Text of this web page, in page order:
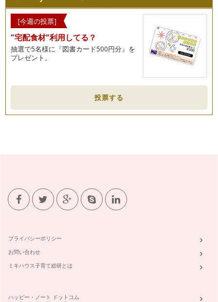
[今週の投票]
"宅配食材"利用してる？
抽選で5名様に『図書カード500円分』を
プレゼント。
投票する
プライバシーポリシー
お問い合わせ
ミキハウス子育て総研とは
ハッピー・ノート ドットコム